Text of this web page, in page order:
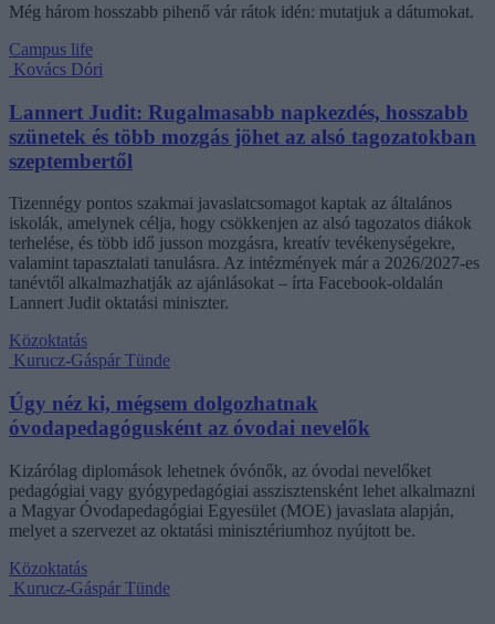
Még három hosszabb pihenő vár rátok idén: mutatjuk a dátumokat.
Campus life
Kovács Dóri
Lannert Judit: Rugalmasabb napkezdés, hosszabb
szünetek és több mozgás jöhet az alsó tagozatokban
szeptembertől
Tizennégy pontos szakmai javaslatcsomagot kaptak az általános
iskolák, amelynek célja, hogy csökkenjen az alsó tagozatos diákok
terhelése, és több idő jusson mozgásra, kreatív tevékenységekre,
valamint tapasztalati tanulásra. Az intézmények már a 2026/2027-es
tanévtől alkalmazhatják az ajánlásokat – írta Facebook-oldalán
Lannert Judit oktatási miniszter.
Közoktatás
Kurucz-Gáspár Tünde
Úgy néz ki, mégsem dolgozhatnak
óvodapedagógusként az óvodai nevelők
Kizárólag diplomások lehetnek óvónők, az óvodai nevelőket
pedagógiai vagy gyógypedagógiai asszisztensként lehet alkalmazni
a Magyar Óvodapedagógiai Egyesület (MOE) javaslata alapján,
melyet a szervezet az oktatási minisztériumhoz nyújtott be.
Közoktatás
Kurucz-Gáspár Tünde